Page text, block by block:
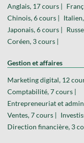
Anglais, 17 cours |
Chinois, 6 cours |
Japonais, 6 cours |
Coréen, 3 cours |
Gestion et affaires
Marketing digital, 12
Comptabilité, 7 cours |
Entrepreneuriat et
Ventes, 7 cours |
Direction financière, 3